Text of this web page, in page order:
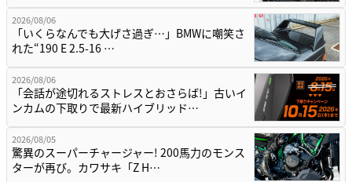
2026/08/06
「いくらなんでも大げさ過ぎ…」BMWに嘲笑さ
れた“190 E 2.5-16 …
2026/08/06
「会話が途切れるストレスとおさらば!」古いイ
ンカムの下取りで最新ハイブリッド…
2026/08/05
驚異のスーパーチャージャー! 200馬力のモンス
ターが再び。カワサキ「Z H…